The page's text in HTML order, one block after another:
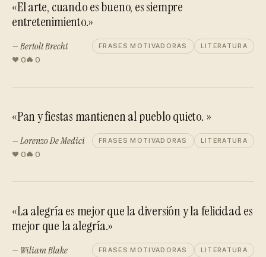
«El arte, cuando es bueno, es siempre
entretenimiento.»
— Bertolt Brecht FRASES MOTIVADORAS LITERATURA
0 0
«Pan y fiestas mantienen al pueblo quieto. »
— Lorenzo De Medici FRASES MOTIVADORAS LITERATURA
0 0
«La alegría es mejor que la diversión y la felicidad es
mejor que la alegría.»
— Wiliam Blake FRASES MOTIVADORAS LITERATURA